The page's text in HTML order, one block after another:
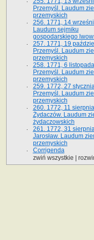
Przemyśl. Laudum
przemyskich
256. 1771, 14
Laudum sejmiku
gospodarskiego
257. 1771, 19
Przemyśl. Laudum
przemyskich
258. 1771, 6
Przemyśl. Laudum
przemyskich
259. 1772, 27
Przemyśl. Laudum
przemyskich
260. 1772, 11
Żydaczów. Laudum
żydaczowskich
261. 1772, 31
Jarosław. Laudum
przemyskich
Corrigenda
zwiń wszystkie